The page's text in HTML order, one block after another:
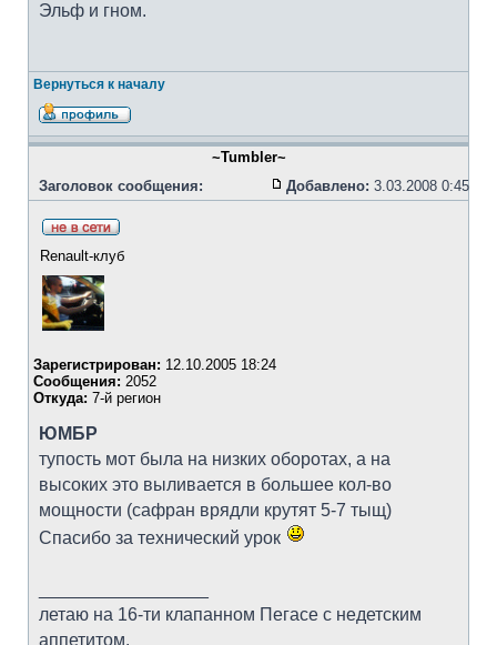
Эльф и гном.
Вернуться к началу
~Tumbler~
Заголовок сообщения:
Добавлено: 3.03.2008 0:45
Renault-клуб
Зарегистрирован: 12.10.2005 18:24
Сообщения: 2052
Откуда: 7-й регион
ЮМБР
тупость мот была на низких оборотах, а на
высоких это выливается в большее кол-во
мощности (сафран врядли крутят 5-7 тыщ)
Спасибо за технический урок
летаю на 16-ти клапанном Пегасе с недетским
аппетитом.